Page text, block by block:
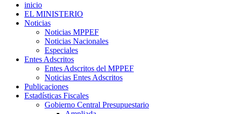
inicio
EL MINISTERIO
Noticias
Noticias MPPEF
Noticias Nacionales
Especiales
Entes Adscritos
Entes Adscritos del MPPEF
Noticias Entes Adscritos
Publicaciones
Estadísticas Fiscales
Gobierno Central Presupuestario